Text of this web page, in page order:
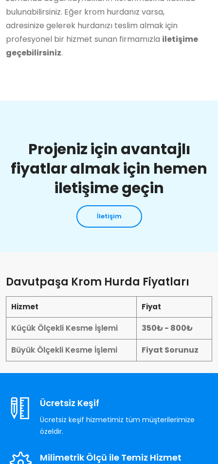
bulunabilirsiniz. Eğer krom hurdanız varsa,
adresinize gelerek hurdanızı teslim almak için
profesyonel bir hizmet sunan firmamızla iletişime
geçebilirsiniz.
Projeniz için avantajlı
fiyatlar almak için hemen
iletişime geçin
İletişim
Davutpaşa Krom Hurda Fiyatları
Hizmet Fiyat
Küçük Ölçekli Kesme İşlemi
350₺ - 800₺
Büyük Ölçekli Kesme İşlemi
Fiyat Sorunuz
Ücretsiz Keşif
Ücretsiz keşif hizmetimiz tüm müşterilerimize
özeldir.
Milimetrik Ölçü ile Temiz Hizmet